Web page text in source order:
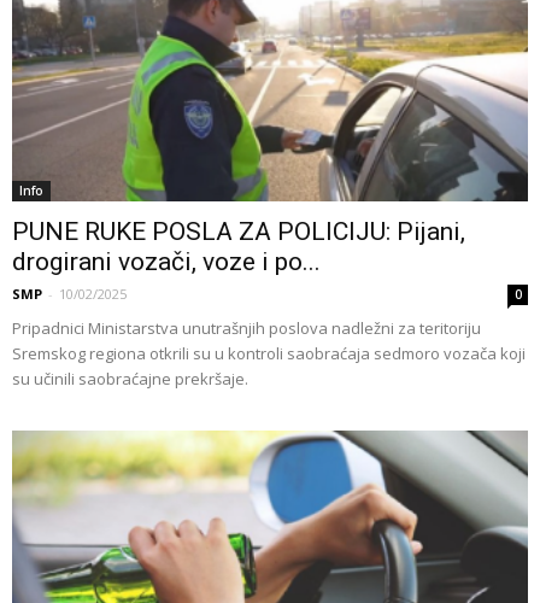
Info
PUNE RUKE POSLA ZA POLICIJU: Pijani,
drogirani vozači, voze i po...
SMP - 10/02/2025 0
Pripadnici Ministarstva unutrašnjih poslova nadležni za teritoriju
Sremskog regiona otkrili su u kontroli saobraćaja sedmoro vozača koji
su učinili saobraćajne prekršaje.